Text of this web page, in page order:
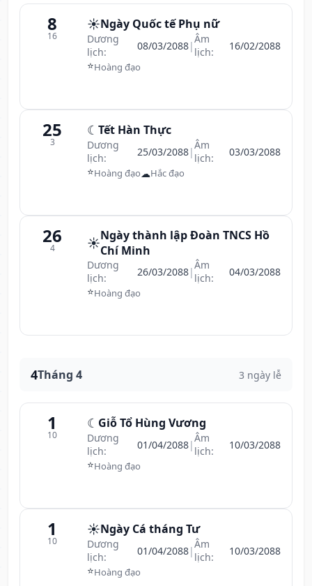
8
16
☀️Ngày Quốc tế Phụ nữ
Dương
lịch:
08/03/2088|Âm
lịch:
16/02/2088
⭐Hoàng đạo
25
3
☾ Tết Hàn Thực
Dương
lịch:
25/03/2088|Âm
lịch:
03/03/2088
⭐Hoàng đạo☁Hắc đạo
26
4 ☀️Ngày thành lập Đoàn TNCS Hồ
Chí Minh
Dương
lịch:
26/03/2088|Âm
lịch:
04/03/2088
⭐Hoàng đạo
4Tháng 4 3 ngày lễ
1
10
☾ Giỗ Tổ Hùng Vương
Dương
lịch:
01/04/2088|Âm
lịch:
10/03/2088
⭐Hoàng đạo
1
10
☀️Ngày Cá tháng Tư
Dương
lịch:
01/04/2088|Âm
lịch:
10/03/2088
⭐Hoàng đạo